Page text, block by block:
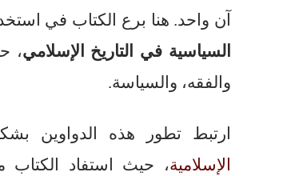
آن واحد. هنا برع الكتاب في
السياسية في التاريخ الإسلامي،
والفقه، والسياسة.
ارتبط تطور هذه الدواوين
الإسلامية، حيث استفاد الكتاب